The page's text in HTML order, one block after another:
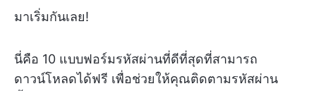
มาเริ่มกันเลย!
นี่คือ 10 แบบฟอร์มรหัสผ่านที่ดีที่สุดที่สามารถ
ดาวน์โหลดได้ฟรี เพื่อช่วยให้คุณติดตามรหัสผ่าน